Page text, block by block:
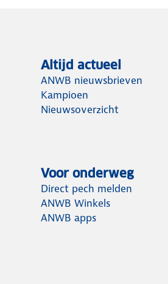
Altijd actueel
ANWB nieuwsbrieven
Kampioen
Nieuwsoverzicht
Voor onderweg
Direct pech melden
ANWB Winkels
ANWB apps